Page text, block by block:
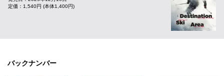
定価：1,540円 (本体1,400円)
バックナンバー